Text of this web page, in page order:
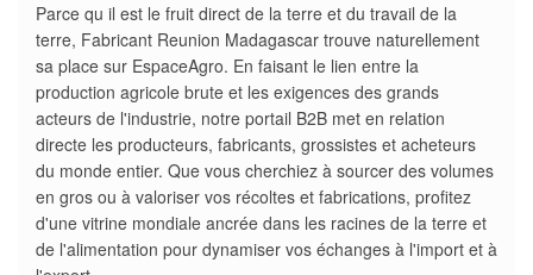
Parce qu il est le fruit direct de la terre et du travail de la
terre, Fabricant Reunion Madagascar trouve naturellement
sa place sur EspaceAgro. En faisant le lien entre la
production agricole brute et les exigences des grands
acteurs de l'industrie, notre portail B2B met en relation
directe les producteurs, fabricants, grossistes et acheteurs
du monde entier. Que vous cherchiez à sourcer des volumes
en gros ou à valoriser vos récoltes et fabrications, profitez
d'une vitrine mondiale ancrée dans les racines de la terre et
de l'alimentation pour dynamiser vos échanges à l'import et à